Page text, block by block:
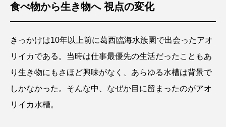
食べ物から生き物へ 視点の変化
きっかけは10年以上前に葛西臨海水族園で出会ったアオ
リイカである。当時は仕事最優先の生活だったこともあ
り生き物にもさほど興味がなく、あらゆる水槽は背景で
しかなかった。そんな中、なぜか目に留まったのがアオ
リイカ水槽。